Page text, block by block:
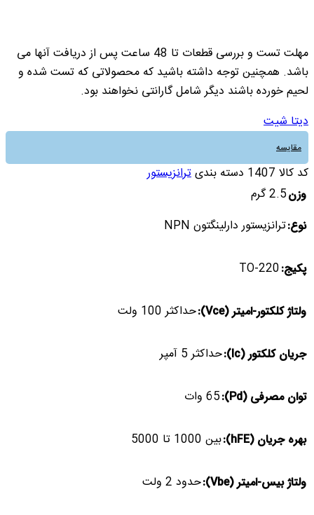
مهلت تست و بررسی قطعات تا 48 ساعت پس از دریافت آنها می
باشد. همچنین توجه داشته باشید که محصولاتی که تست شده و
لحیم خورده باشند دیگر شامل گارانتی نخواهند بود.
دیتا شیت
مقایسه
کد کالا 1407 دسته بندیترانزیستور
وزن2.5 گرم
نوع:ترانزیستور دارلینگتون NPN
پکیج:TO-220
ولتاژ کلکتور-امیتر (Vce): حداکثر 100 ولت
جریان کلکتور (Ic): حداکثر 5 آمپر
توان مصرفی (Pd): 65 وات
بهره جریان (hFE): بین 1000 تا 5000
ولتاژ بیس-امیتر (Vbe): حدود 2 ولت